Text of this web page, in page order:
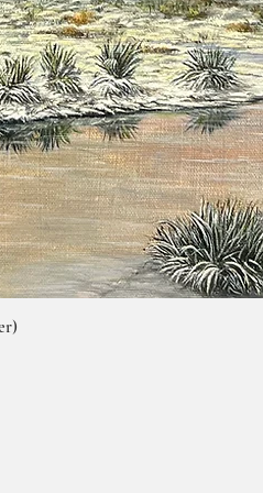
rapida